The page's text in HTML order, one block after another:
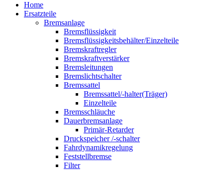
Home
Ersatzteile
Bremsanlage
Bremsflüssigkeit
Bremsflüssigkeitsbehälter/Einzelteile
Bremskraftregler
Bremskraftverstärker
Bremsleitungen
Bremslichtschalter
Bremssattel
Bremssattel/-halter(Träger)
Einzelteile
Bremsschläuche
Dauerbremsanlage
Primär-Retarder
Druckspeicher /-schalter
Fahrdynamikregelung
Feststellbremse
Filter